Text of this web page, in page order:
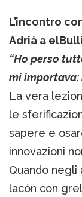
L’incontro
Adrià a
“Ho perso
mi importava:
La vera
le
sapere e
innovazioni
Quando negli
lacón con